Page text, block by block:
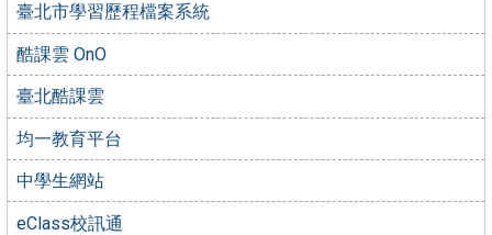
臺北市學習歷程檔案系統
酷課雲 OnO
臺北酷課雲
均一教育平台
中學生網站
eClass校訊通